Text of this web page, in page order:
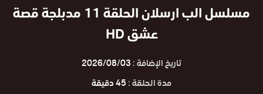
مسلسل الب ارسلان الحلقة 11 مدبلجة قصة
عشق HD
تاريخ الإضافة :2026/08/03
مدة الحلقة :45 دقيقة